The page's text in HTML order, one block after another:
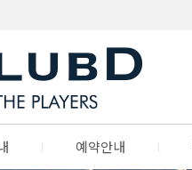
예약안내